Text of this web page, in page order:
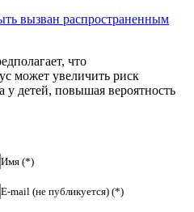
вызван распространенным
что
может увеличить риск
у детей, повышая вероятность
Имя (*)
E-mail (не публикуется) (*)